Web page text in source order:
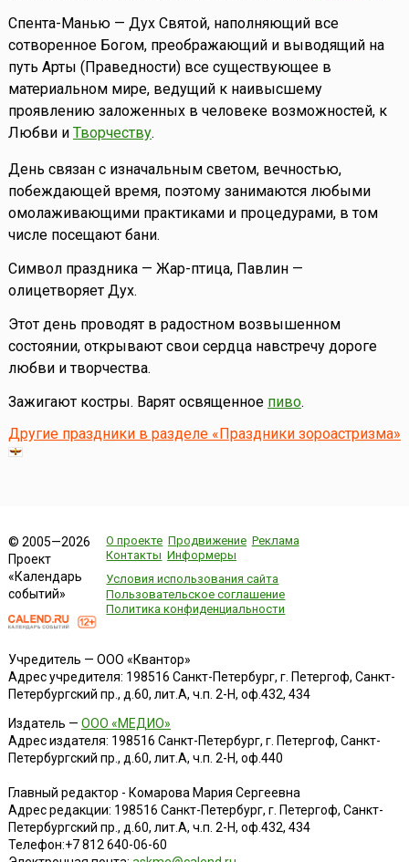
Спента-Манью — Дух Святой, наполняющий все
сотворенное Богом, преображающий и выводящий на
путь Арты (Праведности) все существующее в
материальном мире, ведущий к наивысшему
проявлению заложенных в человеке возможностей, к
Любви и Творчеству.
День связан с изначальным светом, вечностью,
побеждающей время, поэтому занимаются любыми
омолаживающими практиками и процедурами, в том
числе посещают бани.
Символ праздника — Жар-птица, Павлин —
олицетворяет Дух.
Этот день проводят в радостном возвышенном
состоянии, открывают свои сердца навстречу дороге
любви и творчества.
Зажигают костры. Варят освященное пиво.
Другие праздники в разделе «Праздники зороастризма»
© 2005—2026
Проект
«Календарь
событий»
О проекте Продвижение Реклама
Контакты Информеры
Условия использования сайта
Пользовательское соглашение
Политика конфиденциальности
Учредитель — ООО «Квантор»
Адрес учредителя: 198516 Санкт-Петербург, г. Петергоф, Санкт-
Петербургский пр., д.60, лит.А, ч.п. 2-Н, оф.432, 434
Издатель — ООО «МЕДИО»
Адрес издателя: 198516 Санкт-Петербург, г. Петергоф, Санкт-
Петербургский пр., д.60, лит.А, ч.п. 2-Н, оф.440
Главный редактор - Комарова Мария Сергеевна
Адрес редакции: 198516 Санкт-Петербург, г. Петергоф, Санкт-
Петербургский пр., д.60, лит.А, ч.п. 2-Н, оф.432, 434
Телефон:+7 812 640-06-60